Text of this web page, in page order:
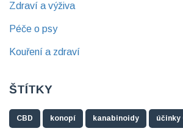
Zdraví a výživa
Péče o psy
Kouření a zdraví
ŠTÍTKY
CBD konopí kanabinoidy účinky